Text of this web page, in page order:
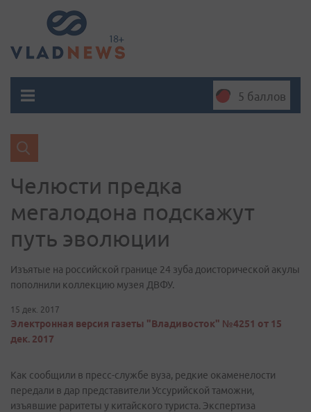
5 баллов
Челюсти предка
мегалодона подскажут
путь эволюции
Изъятые на российской границе 24 зуба доисторической акулы
пополнили коллекцию музея ДВФУ.
15 дек. 2017
Электронная версия газеты "Владивосток" №4251 от 15
дек. 2017
Как сообщили в пресс-службе вуза, редкие окаменелости
передали в дар представители Уссурийской таможни,
изъявшие раритеты у китайского туриста. Экспертиза